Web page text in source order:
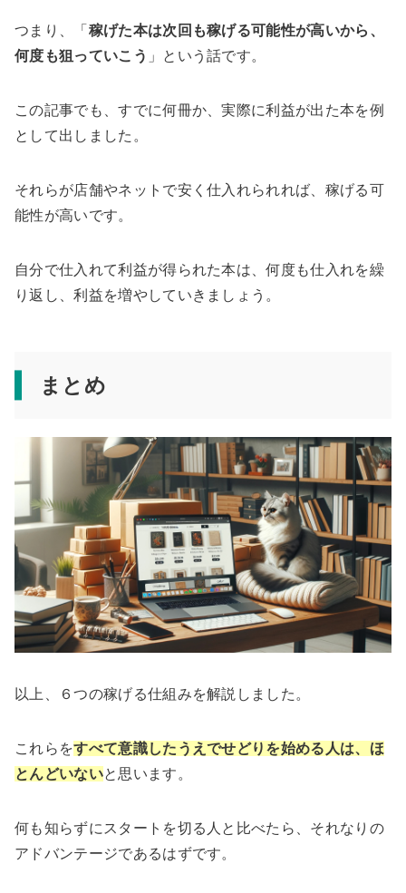
つまり、「 稼げた本は次回も稼げる可能性が高いから、
何度も狙っていこう 」という話です。
この記事でも、すでに何冊か、実際に利益が出た本を例
として出しました。
それらが店舗やネットで安く仕入れられれば、稼げる可
能性が高いです。
自分で仕入れて利益が得られた本は、何度も仕入れを繰
り返し、利益を増やしていきましょう。
まとめ
以上、６つの稼げる仕組みを解説しました。
これらをすべて意識したうえでせどりを始める人は、ほ
とんどいないと思います。
何も知らずにスタートを切る人と比べたら、それなりの
アドバンテージであるはずです。